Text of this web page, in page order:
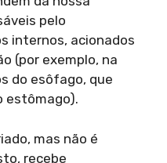
pelo
internos, acionados
(por exemplo, na
do esôfago, que
estômago).
mas não é
recebe